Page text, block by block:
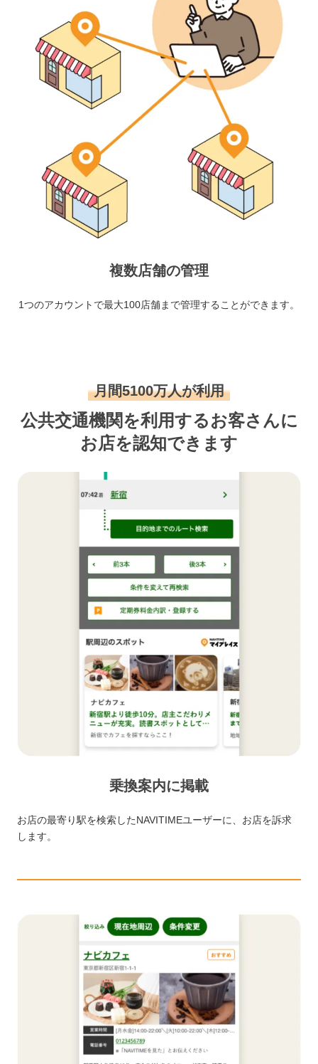
複数店舗の管理
1つのアカウントで最大100店舗まで管理することができます。
月間5100万人が利用
公共交通機関を利用するお客さんに
お店を認知できます
乗換案内に掲載
お店の最寄り駅を検索したNAVITIMEユーザーに、お店を訴求
します。